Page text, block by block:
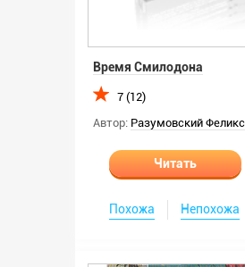
Время Смилодона
7 (12)
Автор: Разумовский Феликс
Читать
Похожа Непохожа